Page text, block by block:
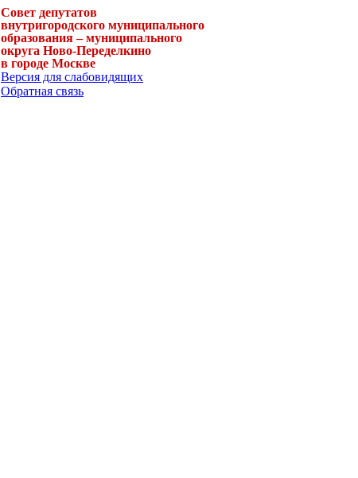
Совет депутатов
внутригородского муниципального
образования – муниципального
округа Ново-Переделкино
в городе Москве
Версия для слабовидящих
Обратная связь